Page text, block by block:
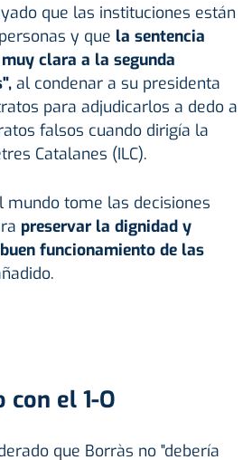
que las instituciones están
y que la sentencia
clara a la segunda
al condenar a su presidenta
para adjudicarlos a dedo a
falsos cuando dirigía la
Catalanes (ILC).
mundo tome las decisiones
preservar la dignidad y
funcionamiento de las
con el 1-O
que Borràs no "debería